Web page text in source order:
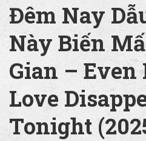
Đêm Nay
Này Biến
Gian –
Love
Tonight